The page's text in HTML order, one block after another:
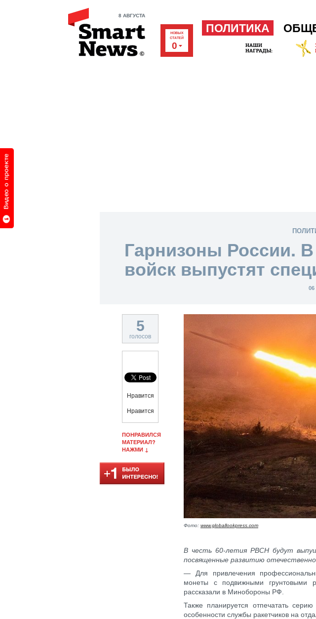
8 АВГУСТА
НОВЫХ
СТАТЕЙ
0
ПОЛИТИКА
Гарнизоны России.
войск выпустят
5
голосов
Нравится
Нравится
ПОНРАВИЛСЯ
МАТЕРИАЛ?
НАЖМИ ↓
Фото: www.globallookpress.com
В честь 60-летия РВСН будут
посвященные развитию
— Для привлечения
монеты с подвижными грунтовыми
рассказали в Минобороны РФ.
Также планируется отпечатать
особенности службы ракетчиков на